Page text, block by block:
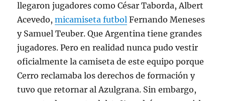
llegaron jugadores como César Taborda, Albert
Acevedo,micamiseta futbol Fernando Meneses
y Samuel Teuber. Que Argentina tiene grandes
jugadores. Pero en realidad nunca pudo vestir
oficialmente la camiseta de este equipo porque
Cerro reclamaba los derechos de formación y
tuvo que retornar al Azulgrana. Sin embargo,